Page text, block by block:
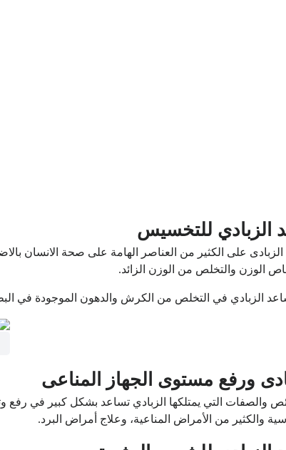
الزبادي للتخسيس
على الكثير من العناصر الهامة على صحة الانسان
الوزن والتخلص من الوزن الزائد.
الزبادي في التخلص من الكرش والدهون الموجودة في
ورفع مستوى الجهاز المناعى
والصفات التي يمتلكها الزبادي تساعد بشكل كبير في رفع
والكثير من الأمراض المناعية، وعلاج أمراض البرد.